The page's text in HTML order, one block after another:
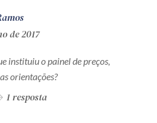
de 2017
instituiu o painel de preços,
orientações?
1 resposta